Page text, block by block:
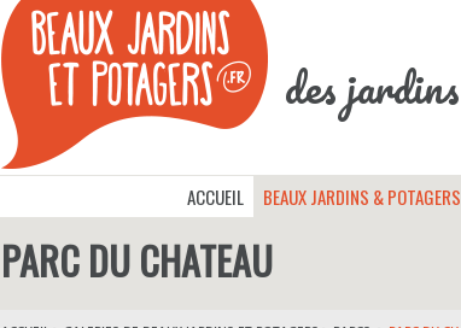
des
ACCUEIL BEAUX JARDINS & POTAGERS
PARC DU CHATEAU